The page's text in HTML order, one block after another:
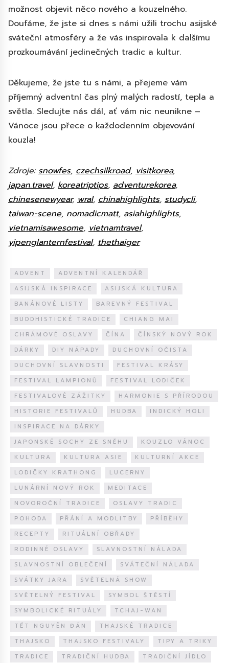
možnost objevit něco nového a kouzelného.
Doufáme, že jste si dnes s námi užili trochu asijské
sváteční atmosféry a že vás inspirovala k dalšímu
prozkoumávání jedinečných tradic a kultur.
Děkujeme, že jste tu s námi, a přejeme vám
příjemný adventní čas plný malých radostí, tepla a
světla. Sledujte nás dál, ať vám nic neunikne –
Vánoce jsou přece o každodenním objevování
kouzla!
Zdroje: snowfes, czechsilkroad, visitkorea,
japan.travel, koreatriptips, adventurekorea,
chinesenewyear, wral, chinahighlights, studycli,
taiwan-scene, nomadicmatt, asiahighlights,
vietnamisawesome, vietnamtravel,
yipenglanternfestival, thethaiger
ADVENT
ADVENTNÍ KALENDÁŘ
ASIJSKÁ INSPIRACE
ASIJSKÁ KULTURA
BANÁNOVÉ LISTY
BAREVNÝ FESTIVAL
BUDDHISTICKÉ TRADICE
CHIANG MAI
CHRÁMOVÉ OSLAVY
ČÍNA
ČÍNSKÝ NOVÝ ROK
DÁRKY
DIY NÁPADY
DUCHOVNÍ OČISTA
DUCHOVNÍ SLAVNOSTI
FESTIVAL KRÁSY
FESTIVAL LAMPIONŮ
FESTIVAL LODIČEK
FESTIVALOVÉ ZÁŽITKY
HARMONIE S PŘÍRODOU
HISTORIE FESTIVALŮ
HUDBA
INDICKÝ HOLI
INSPIRACE NA DÁRKY
JAPONSKÉ SOCHY ZE SNĚHU
KOUZLO VÁNOC
KULTURA
KULTURA ASIE
KULTURNÍ AKCE
LODIČKY KRATHONG
LUCERNY
LUNÁRNÍ NOVÝ ROK
MEDITACE
NOVOROČNÍ TRADICE
OSLAVY TRADIC
POHODA
PŘÁNÍ A MODLITBY
PŘÍBĚHY
RECEPTY
RITUÁLNÍ OBŘADY
RODINNÉ OSLAVY
SLAVNOSTNÍ NÁLADA
SLAVNOSTNÍ OBLEČENÍ
SVÁTEČNÍ NÁLADA
SVÁTKY JARA
SVĚTELNÁ SHOW
SVĚTELNÝ FESTIVAL
SYMBOL ŠTĚSTÍ
SYMBOLICKÉ RITUÁLY
TCHAJ-WAN
TẾT NGUYÊN ĐÁN
THAJSKÉ TRADICE
THAJSKO
THAJSKO FESTIVALY
TIPY A TRIKY
TRADICE
TRADIČNÍ HUDBA
TRADIČNÍ JÍDLO